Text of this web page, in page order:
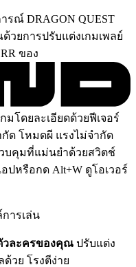
ณ์ DRAGON QUEST
ด้วยการปรับแต่งเกมเพลย์
ของ
มโดยละเอียดด้วยฟีเจอร์
ด โหมดผี แรงไม่จำกัด
บคุมที่แม่นยำด้วยสวิตช์
ปหรือกด Alt+W ดูโอเวอร์
ารเล่น
วละครของคุณ ปรับแต่ง
วย โรงตีง่าย